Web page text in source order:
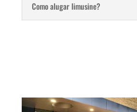
Como alugar limusine?